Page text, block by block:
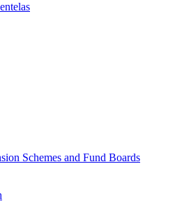
Schemes and Fund Boards